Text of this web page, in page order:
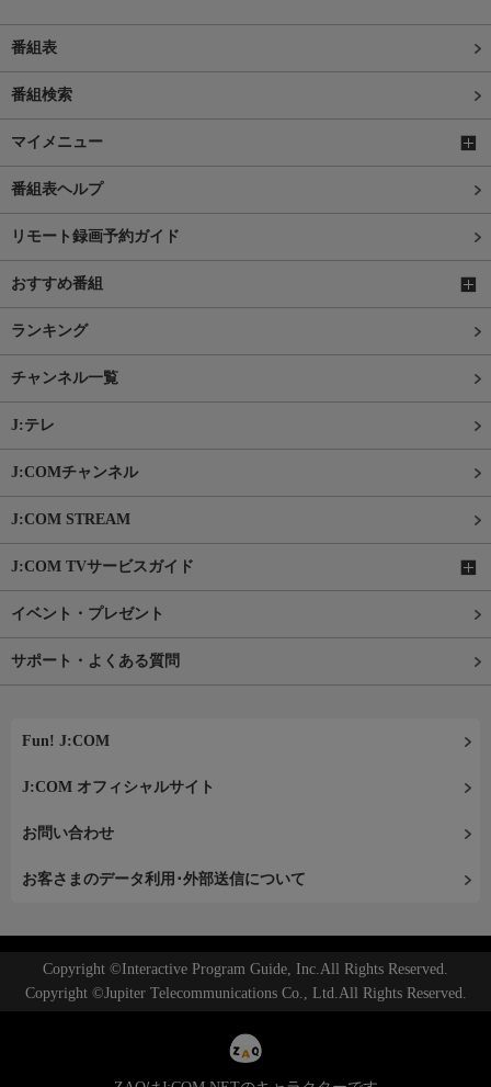
番組表
番組検索
マイメニュー
番組表ヘルプ
リモート録画予約ガイド
おすすめ番組
ランキング
チャンネル一覧
J:テレ
J:COMチャンネル
J:COM STREAM
J:COM TVサービスガイド
イベント・プレゼント
サポート・よくある質問
Fun! J:COM
J:COM オフィシャルサイト
お問い合わせ
お客さまのデータ利用･外部送信について
Copyright ©Interactive Program Guide, Inc.All Rights Reserved.
Copyright ©Jupiter Telecommunications Co., Ltd.All Rights Reserved.